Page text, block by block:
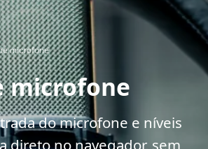
microfone
microfone
do microfone e níveis
direto no navegador, sem